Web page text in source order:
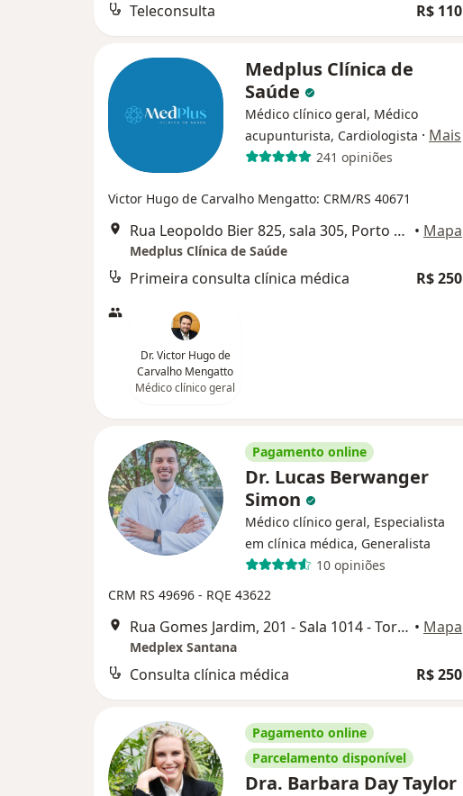
Teleconsulta R$ 110
Medplus Clínica de
Saúde
Médico clínico geral, Médico
acupunturista, Cardiologista · Mais
241 opiniões
Victor Hugo de Carvalho Mengatto: CRM/RS 40671
Rua Leopoldo Bier 825, sala 305, Porto Alegre • Mapa
Medplus Clínica de Saúde
Primeira consulta clínica médica R$ 250
Dr. Victor Hugo de
Carvalho Mengatto
Médico clínico geral
Pagamento online
Dr. Lucas Berwanger
Simon
Médico clínico geral, Especialista
em clínica médica, Generalista
10 opiniões
CRM RS 49696 - RQE 43622
Rua Gomes Jardim, 201 - Sala 1014 - Torre Norte, Porto Alegre • Mapa
Medplex Santana
Consulta clínica médica R$ 250
Pagamento online
Parcelamento disponível
Dra. Barbara Day Taylor